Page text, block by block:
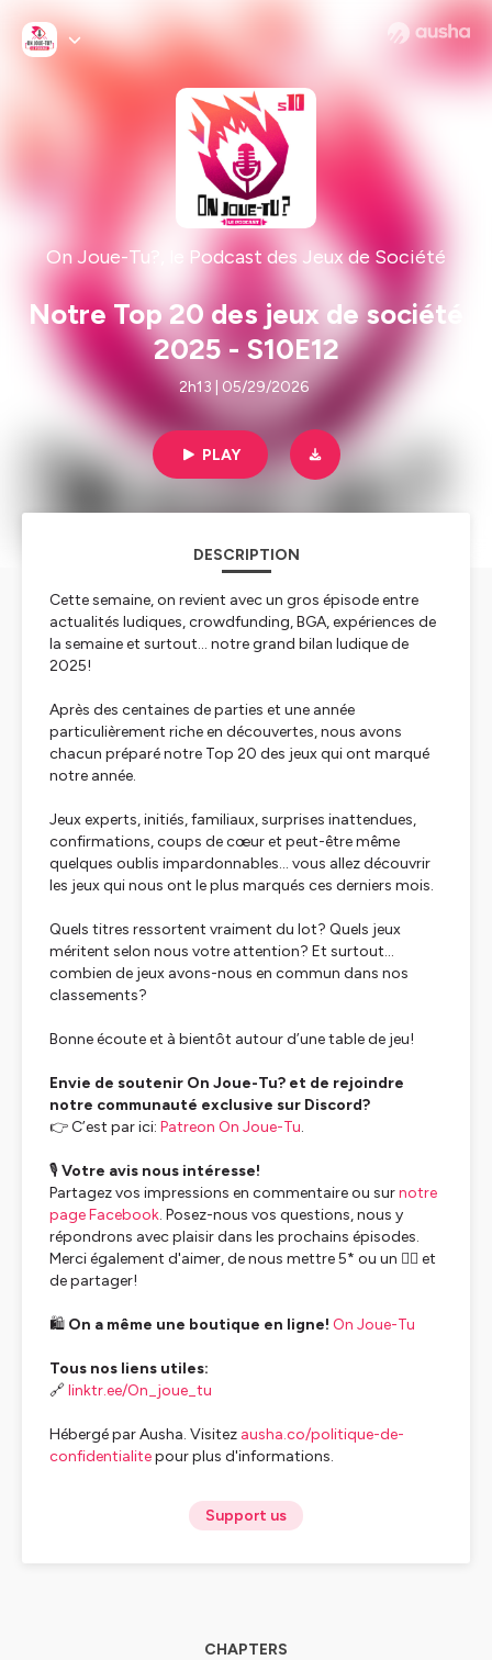
On Joue-Tu?, le Podcast des Jeux de Société
Notre Top 20 des jeux de société
2025 - S10E12
2h13 | 05/29/2026
PLAY
DESCRIPTION
Cette semaine, on revient avec un gros épisode entre
actualités ludiques, crowdfunding, BGA, expériences de
la semaine et surtout… notre grand bilan ludique de
2025!
Après des centaines de parties et une année
particulièrement riche en découvertes, nous avons
chacun préparé notre Top 20 des jeux qui ont marqué
notre année.
Jeux experts, initiés, familiaux, surprises inattendues,
confirmations, coups de cœur et peut-être même
quelques oublis impardonnables… vous allez découvrir
les jeux qui nous ont le plus marqués ces derniers mois.
Quels titres ressortent vraiment du lot? Quels jeux
méritent selon nous votre attention? Et surtout…
combien de jeux avons-nous en commun dans nos
classements?
Bonne écoute et à bientôt autour d’une table de jeu!
Envie de soutenir On Joue-Tu? et de rejoindre
notre communauté exclusive sur Discord?
👉 C’est par ici: Patreon On Joue-Tu.
🎙️Votre avis nous intéresse!
Partagez vos impressions en commentaire ou surnotre
page Facebook. Posez-nous vos questions, nous y
répondrons avec plaisir dans les prochains épisodes.
Merci également d'aimer, de nous mettre 5* ou un 👍🏻 et
de partager!
🛍️ On a même une boutique en ligne! On Joue-Tu
Tous nos liens utiles:
🔗linktr.ee/On_joue_tu
Hébergé par Ausha. Visitez ausha.co/politique-de-
confidentialitepour plus d'informations.
Support us
CHAPTERS